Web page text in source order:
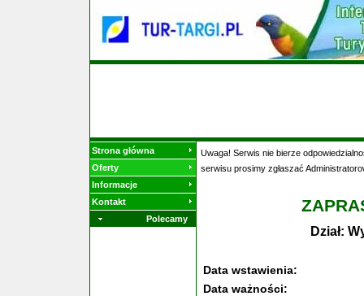
Strona główna
Oferty
Informacje
Kontakt
Polecamy
Uwaga! Serwis nie bierze
serwisu prosimy zgłaszać
Dział:
Data wstawienia:
Data ważności: